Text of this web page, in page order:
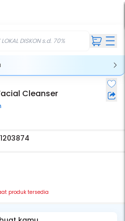
DISKON s.d. 70%
Cleanser
produk tersedia